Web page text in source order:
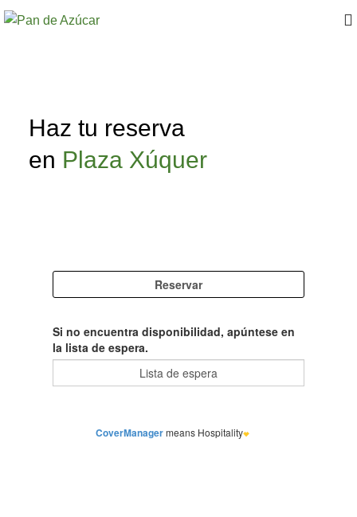
Haz tu reserva
en Plaza Xúquer